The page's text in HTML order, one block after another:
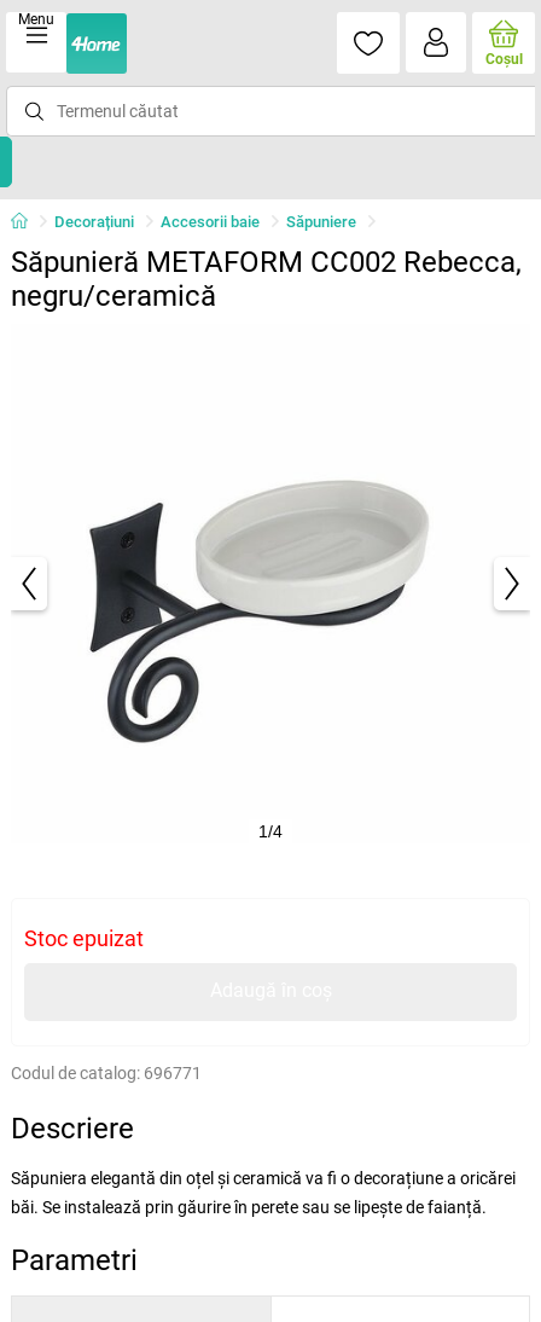
Menu
Coşul
Decorațiuni Accesorii baie Săpuniere
Săpunieră METAFORM CC002 Rebecca,
negru/ceramică
1/4
Stoc epuizat
Codul de catalog: 696771
Descriere
Săpuniera elegantă din oțel și ceramică va fi o decorațiune a oricărei
băi. Se instalează prin găurire în perete sau se lipește de faianță.
Parametri